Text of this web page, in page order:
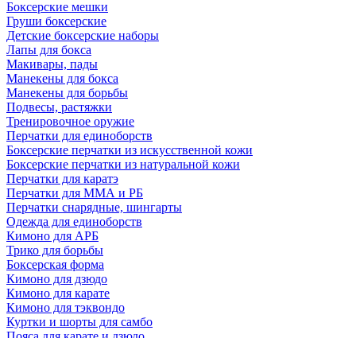
Боксерские мешки
Груши боксерские
Детские боксерские наборы
Лапы для бокса
Макивары, пады
Манекены для бокса
Манекены для борьбы
Подвесы, растяжки
Тренировочное оружие
Перчатки для единоборств
Боксерские перчатки из искусственной кожи
Боксерские перчатки из натуральной кожи
Перчатки для каратэ
Перчатки для ММА и РБ
Перчатки снарядные, шингарты
Одежда для единоборств
Кимоно для АРБ
Трико для борьбы
Боксерская форма
Кимоно для дзюдо
Кимоно для карате
Кимоно для тэквондо
Куртки и шорты для самбо